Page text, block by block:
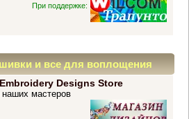
При поддержке:
и все для воплощения
Designs Store
мастеров